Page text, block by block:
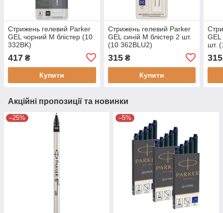
Стрижень гелевий Parker
GEL чорний M блістер (10
332BK)
417 ₴
Купити
Стрижень гелевий Parker
GEL синій М блістер 2 шт.
(10 362BLU2)
315₴
Купити
GEL
шт.
315
Акційні пропозиції та новинки
–25% –5%